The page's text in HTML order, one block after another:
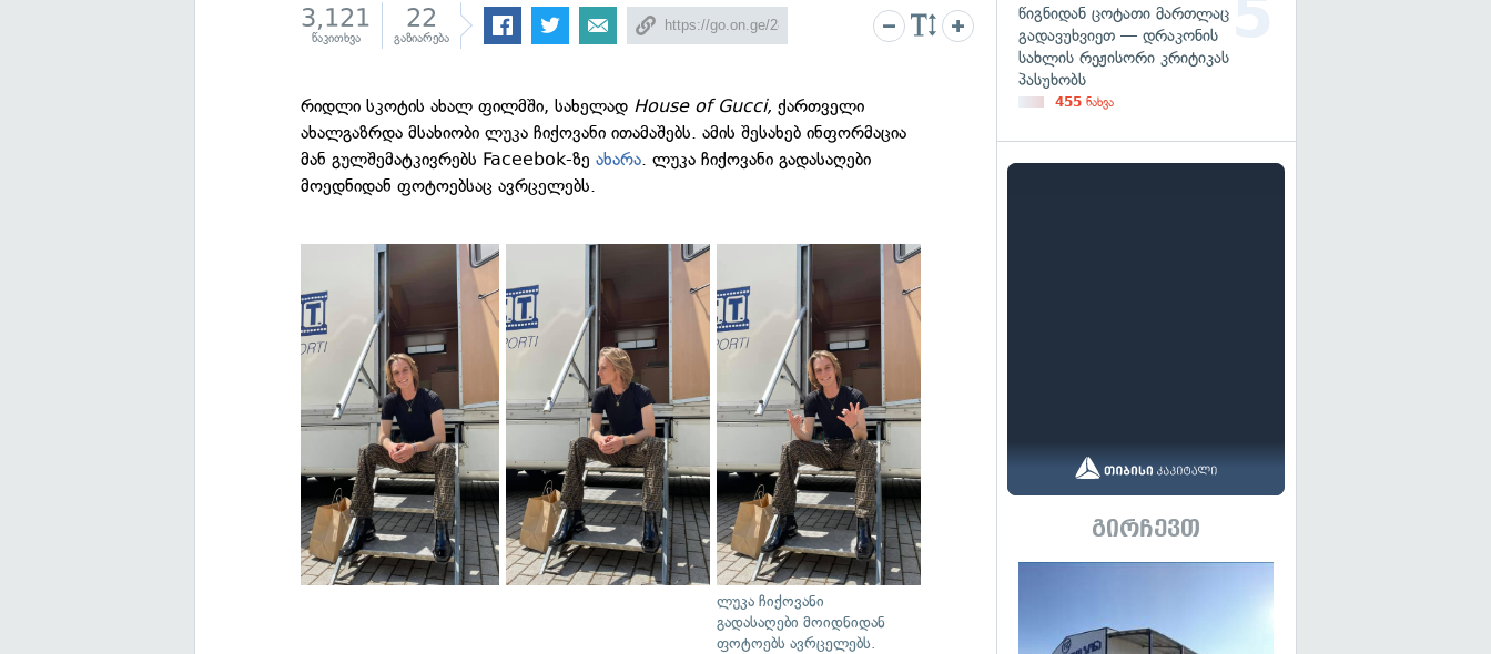
3,121
წაკითხვა
22
გაზიარება
რიდლი სკოტის ახალ ფილმში, სახელად House of Gucci,ქართველი
ახალგაზრდა მსახიობი ლუკა ჩიქოვანი ითამაშებს. ამის შესახებ ინფორმაცია
მან გულშემატკივრებს Faceebok-ზეახარა. ლუკა ჩიქოვანი გადასაღები
მოედნიდან ფოტოებსაც ავრცელებს.
ლუკა ჩიქოვანი
გადასაღები მოიდნიდან
ფოტოებს ავრცელებს.
წიგნიდან ცოტათი მართლაც
გადავუხვიეთ — დრაკონის
სახლის რეჟისორი კრიტიკას
პასუხობს
455 ნახვა
გირჩევთ